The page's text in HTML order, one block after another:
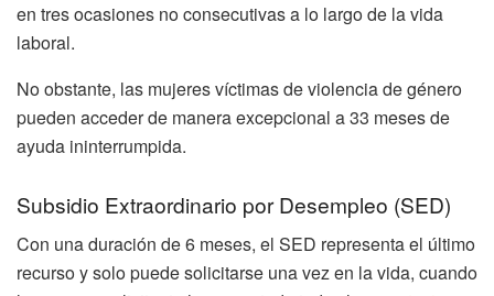
en tres ocasiones no consecutivas a lo largo de la vida
laboral.
No obstante, las mujeres víctimas de violencia de género
pueden acceder de manera excepcional a 33 meses de
ayuda ininterrumpida.
Subsidio Extraordinario por Desempleo (SED)
Con una duración de 6 meses, el SED representa el último
recurso y solo puede solicitarse una vez en la vida, cuando